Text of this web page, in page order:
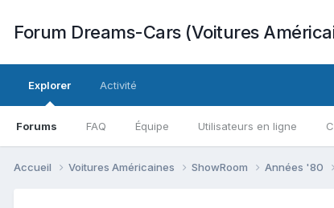
Forum Dreams-Cars (Voitures
Explorer
Forums FAQ Équipe Utilisateurs en ligne
Activité
Accueil Voitures Américaines ShowRoom Années '80